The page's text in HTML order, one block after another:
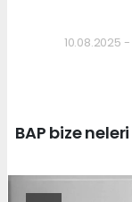
10.08.2025
BAP bize